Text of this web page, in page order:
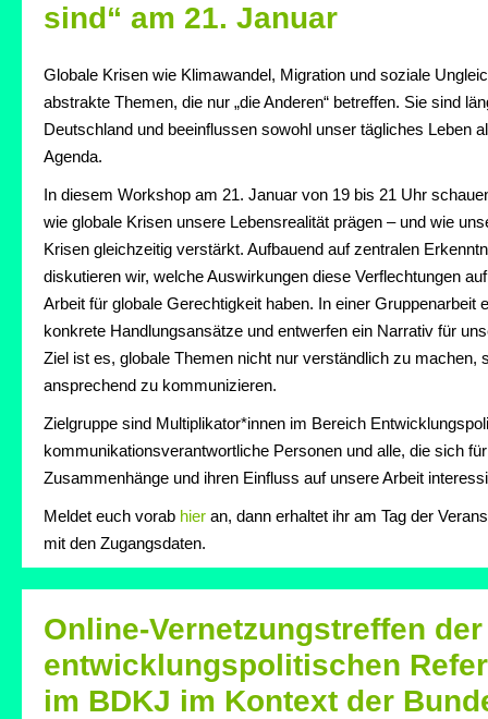
sind“ am 21. Januar
Globale Krisen wie Klimawandel, Migration und soziale
abstrakte Themen, die nur „die Anderen“ betreffen. Sie sind
Deutschland und beeinflussen sowohl unser tägliches Leben
Agenda.
In diesem Workshop am 21. Januar von 19 bis 21 Uhr
wie globale Krisen unsere Lebensrealität prägen – und wie
Krisen gleichzeitig verstärkt. Aufbauend auf zentralen
diskutieren wir, welche Auswirkungen diese Verflechtungen
Arbeit für globale Gerechtigkeit haben. In einer Gruppenarbeit
konkrete Handlungsansätze und entwerfen ein Narrativ für
Ziel ist es, globale Themen nicht nur verständlich zu machen,
ansprechend zu kommunizieren.
Zielgruppe sind Multiplikator*innen im Bereich
kommunikationsverantwortliche Personen und alle, die sich
Zusammenhänge und ihren Einfluss auf unsere Arbeit
Meldet euch vorab hier an, dann erhaltet ihr am Tag der
mit den Zugangsdaten.
Online-Vernetzungstreffen
entwicklungspolitischen
im BDKJ im Kontext der